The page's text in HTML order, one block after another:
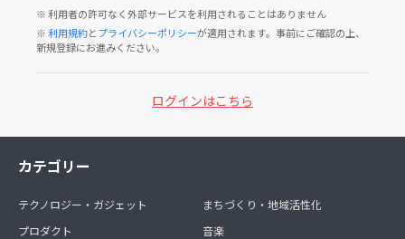
※ 利用者の許可なく外部サービスを利用されることはありません
※利用規約とプライバシーポリシーが適用されます。事前にご確認の上、
新規登録にお進みください。
ログインはこちら
カテゴリー
テクノロジー・ガジェット
プロダクト
まちづくり・地域活性化
音楽